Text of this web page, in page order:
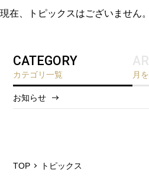
現在、トピックスはございません。
CATEGORY
カテゴリ一覧
お知らせ
月
2025/12
TOP トピックス